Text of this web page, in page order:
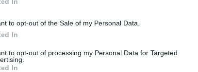
to opt-out of the Sale of my Personal Data.
In
to opt-out of processing my Personal Data for Targeted
In
Ακολουθήστε το Culturenow.gr